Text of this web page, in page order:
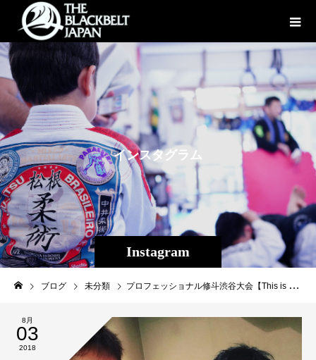
Instagram
インスタグラ ム
ブログ 未分類 プロフェッショナル修斗渋谷大会【This is Shoot vol.2】Theパラエストラ沖縄から出場した仲宗根武蔵、平良達郎共に勝利しました！ 武蔵は判定3-0の完封で去年から数えてこれで3連勝！ 達郎はストレート〜マウント肘〜三角で絞め落としデビュー戦勝利！ 2人とも良い内容でした、 ヤッタゼ！！！ 応援ありがとうございました！ #shooto0803 #パラエストラ #沖縄 #那覇 #与儀 #MMA #shooto #コザ #総合格闘技 #修斗 #キックボクシング #柔術 #jiujitsu #ダイエット
8月
03
2018